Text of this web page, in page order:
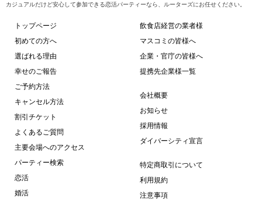
カジュアルだけど安心して参加できる恋活パーティーなら、ルーターズにお任せください。
トップページ
初めての方へ
選ばれる理由
幸せのご報告
ご予約方法
キャンセル方法
割引チケット
よくあるご質問
主要会場へのアクセス
パーティー検索
恋活
婚活
飲食店経営の業者様
マスコミの皆様へ
企業・官庁の皆様へ
提携先企業様一覧
会社概要
お知らせ
採用情報
ダイバーシティ宣言
特定商取引について
利用規約
注意事項